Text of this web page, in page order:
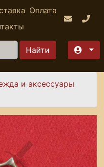
Оплата
и аксессуары